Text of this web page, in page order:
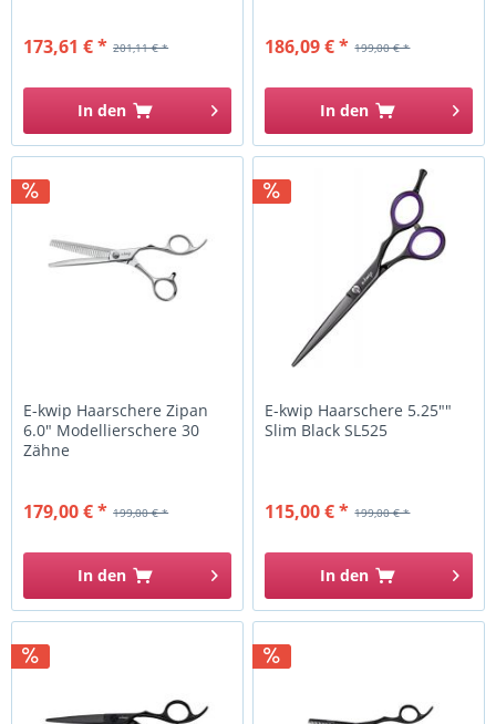
201,11 € *
173,61 € *
In den
199,00 € *
186,09 € *
In den
E-kwip Haarschere Zipan
6.0" Modellierschere 30
Zähne
199,00 € *
179,00 € *
In den
E-kwip Haarschere 5.25""
Slim Black SL525
199,00 € *
115,00 € *
In den